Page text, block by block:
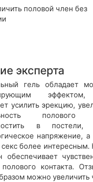
половой член без
эксперта
гель обладает
усилить эрекцию,
полового
в постели,
напряжение, а
секс более интересным.
обеспечивает
контакта.
можно увеличить